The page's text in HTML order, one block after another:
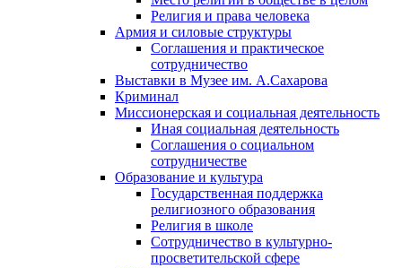
Религия и права человека
Армия и силовые структуры
Соглашения и практическое
сотрудничество
Выставки в Музее им. А.Сахарова
Криминал
Миссионерская и социальная деятельность
Иная социальная деятельность
Соглашения о социальном
сотрудничестве
Образование и культура
Государственная поддержка
религиозного образования
Религия в школе
Сотрудничество в культурно-
просветительской сфере